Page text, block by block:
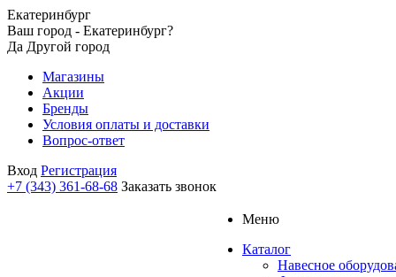
Екатеринбург
Ваш город - Екатеринбург?
Да Другой город
Магазины
Акции
Бренды
Условия оплаты и доставки
Вопрос-ответ
Вход Регистрация
+7 (343) 361-68-68 Заказать звонок
Меню
Каталог
Навесное